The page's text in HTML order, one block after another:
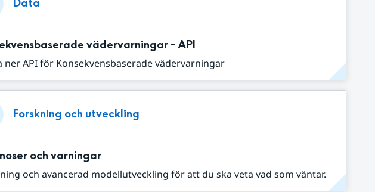
Data
vädervarningar - API
ner API för Konsekvensbaserade vädervarningar
Forskning och utveckling
och varningar
och avancerad modellutveckling för att du ska veta vad som väntar.